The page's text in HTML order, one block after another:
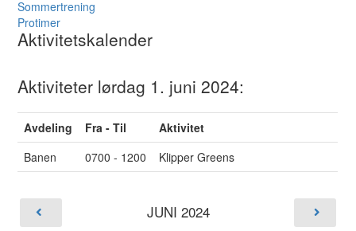
Sommertrening
Protimer
Aktivitetskalender
Aktiviteter lørdag 1. juni 2024:
Avdeling Fra - Til
Aktivitet
Banen
0700 - 1200 Klipper Greens
JUNI 2024